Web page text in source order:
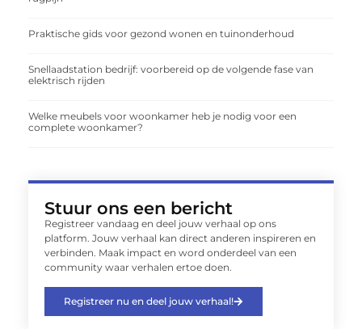
Praktische gids voor gezond wonen en tuinonderhoud
Snellaadstation bedrijf: voorbereid op de volgende fase van
elektrisch rijden
Welke meubels voor woonkamer heb je nodig voor een
complete woonkamer?
Stuur ons een bericht
Registreer vandaag en deel jouw verhaal op ons
platform. Jouw verhaal kan direct anderen inspireren en
verbinden. Maak impact en word onderdeel van een
community waar verhalen ertoe doen.
Registreer nu en deel jouw verhaal!